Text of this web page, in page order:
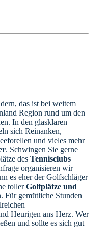
das ist bei weitem
Region rund um den
In den glasklaren
sich Reinanken,
und vieles mehr
. Schwingen Sie gerne
des Tennisclubs
organisieren wir
es eher der Golfschläger
tollerGolfplätze und
Für gemütliche Stunden
Heurigen ans Herz. Wer
und sollte es sich gut